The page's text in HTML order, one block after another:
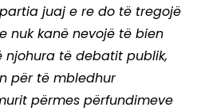
juaj e re do të tregojë
nuk kanë nevojë të bien
të debatit publik,
për të mbledhur
përmes përfundimeve